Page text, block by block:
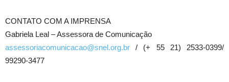
CONTATO COM A IMPRENSA
Gabriela Leal – Assessora de Comunicação
assessoriacomunicacao@snel.org.br / (+ 55 21) 2533-0399/
99290-3477